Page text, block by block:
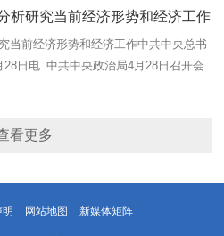
析研究当前经济形势和经济工作
当前经济形势和经济工作中共中央总书
日电 中共中央政治局4月28日召开会
工作。中共中央总书记习近平主持会
看更多
网站地图 新媒体矩阵